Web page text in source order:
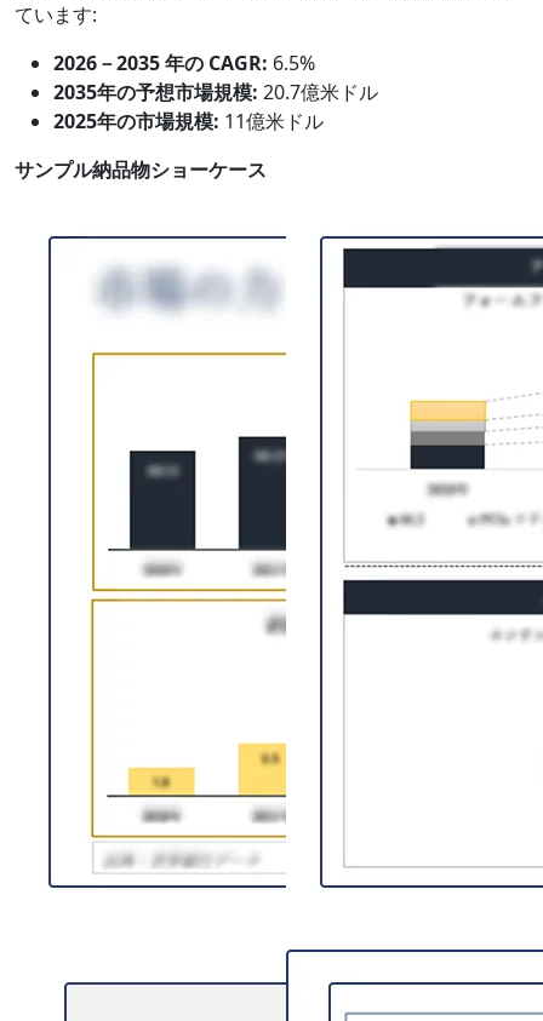
ています:
2026－2035 年の CAGR: 6.5%
2035年の予想市場規模: 20.7億米ドル
2025年の市場規模: 11億米ドル
サンプル納品物ショーケース